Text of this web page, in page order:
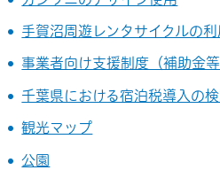
手賀沼周遊レンタサイクルの利
事業者向け支援制度（補助金等
千葉県における宿泊税導入の
観光マップ
公園